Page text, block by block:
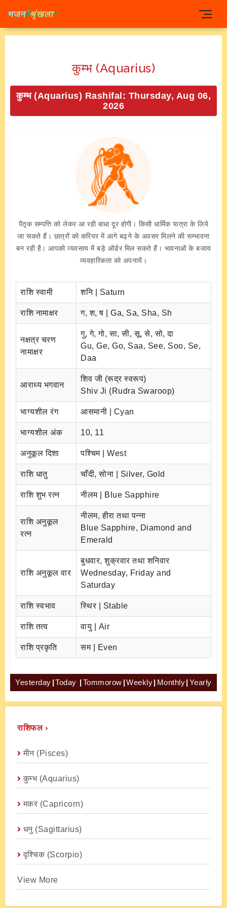
कुम्भ (Aquarius)
कुम्भ (Aquarius) Rashifal: Thursday, Aug 06,
2026
पैतृक सम्पत्ति को लेकर आ रही बाधा दूर होगी। किसी धार्मिक यात्रा के लिये
जा सकते हैं। छात्रों को करियर में आगे बढ़ने के अवसर मिलने की सम्भावना
बन रही है। आपको व्यवसाय में बड़े ऑर्डर मिल सकते हैं। भावनाओं के बजाय
व्यवहारिकता को अपनायें।
राशि स्वामी शनि | Saturn
राशि नामाक्षर ग, श, ष | Ga, Sa, Sha, Sh
नक्षत्र चरण
नामाक्षर
गु, गे, गो, सा, सी, सू, से, सो, दा
Gu, Ge, Go, Saa, See, Soo, Se,
Daa
आराध्य भगवान
शिव जी (रूद्र स्वरूप)
Shiv Ji (Rudra Swaroop)
भाग्यशील रंग आसमानी | Cyan
भाग्यशील अंक 10, 11
अनुकूल दिशा पश्चिम | West
राशि धातु चाँदी, सोना | Silver, Gold
राशि शुभ रत्न नीलम | Blue Sapphire
राशि अनुकूल
रत्न
नीलम, हीरा तथा पन्ना
Blue Sapphire, Diamond and
Emerald
राशि अनुकूल वार
बुधवार, शुक्रवार तथा शनिवार
Wednesday, Friday and
Saturday
राशि स्वभाव स्थिर | Stable
राशि तत्व वायु | Air
राशि प्रकृति सम | Even
Yesterday |Today | Tommorow |Weekly| Monthly| Yearly
राशिफल ›
मीन (Pisces)
कुम्भ (Aquarius)
मकर (capricorn)
धनु (Sagittarius)
वृश्चिक (scorpio)
View More